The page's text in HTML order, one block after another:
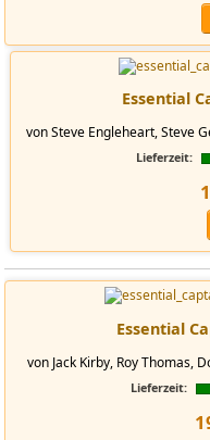
Essential
von Steve Engleheart, Steve
Lieferzeit:
Essential
von Jack Kirby, Roy Thomas,
Lieferzeit: